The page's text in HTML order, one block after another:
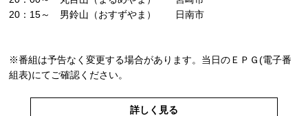
20：15～ 男鈴山（おすずやま） 日南市
※番組は予告なく変更する場合があります。当日のＥＰＧ(電子番
組表)にてご確認ください。
詳しく見る